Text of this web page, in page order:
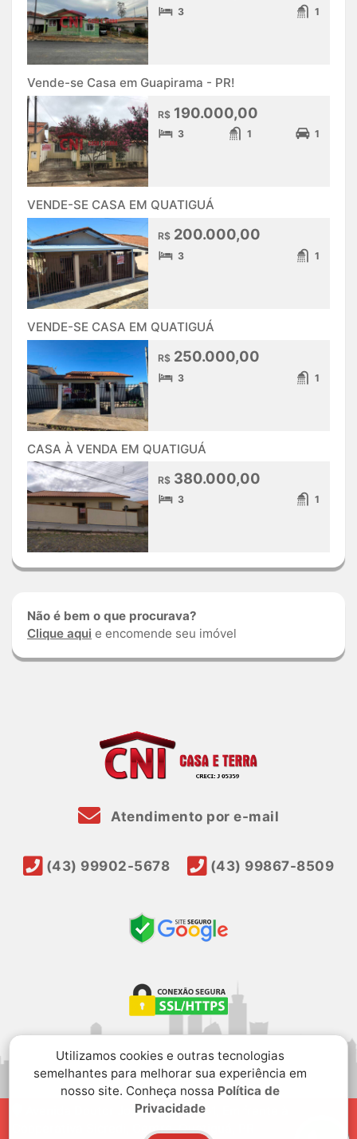
Utilizamos cookies e outras tecnologias
semelhantes para melhorar sua experiência em
nosso site. Conheça nossa Política de
Privacidade
3 1
Vende-se Casa em Guapirama - PR!
R$ 190.000,00
3 1 1
VENDE-SE CASA EM QUATIGUÁ
R$ 200.000,00
3 1
VENDE-SE CASA EM QUATIGUÁ
R$ 250.000,00
3 1
CASA À VENDA EM QUATIGUÁ
R$ 380.000,00
3 1
Não é bem o que procurava?
Clique aqui e encomende seu imóvel
Atendimento por e-mail
(43) 99902-5678 (43) 99867-8509
Avenida Doutor João Pessoa, 561, Em frente à
Cooperativa Sicredi, Centro, Quatiguá, PR